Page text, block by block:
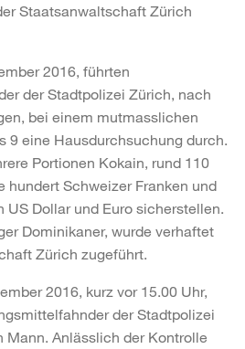
Staatsanwaltschaft Zürich
2016, führten
der Stadtpolizei Zürich, nach
bei einem mutmasslichen
9 eine Hausdurchsuchung durch.
Portionen Kokain, rund 110
hundert Schweizer Franken und
Dollar und Euro sicherstellen.
Dominikaner, wurde verhaftet
Zürich zugeführt.
2016, kurz vor 15.00 Uhr,
der Stadtpolizei
Mann. Anlässlich der Kontrolle